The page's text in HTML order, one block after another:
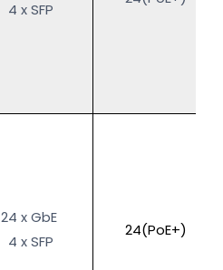
4 x SFP
24 x GbE
4 x SFP
24(PoE+)